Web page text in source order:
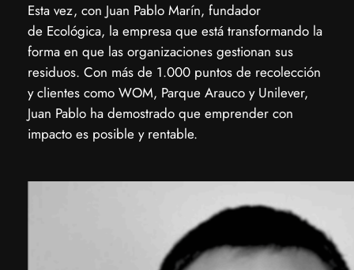
​Esta vez, con Juan Pablo Marín, fundador
de Ecológica, la empresa que está transformando la
forma en que las organizaciones gestionan sus
residuos. Con más de 1.000 puntos de recolección
y clientes como WOM, Parque Arauco y Unilever,
Juan Pablo ha demostrado que emprender con
impacto es posible y rentable.